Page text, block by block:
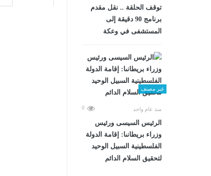
توقف الحلقة .. نقل مقدم
برنامج 90 دقيقة إلى
المستشفى في وعكة
غير مصنف
منذ عام واحد 0
الرئيس السيسى ورئيس
وزراء بريطانىا: إقامة الدولة
الفلسطينية السبيل الوحيد
لتحقيق السلام الدائم